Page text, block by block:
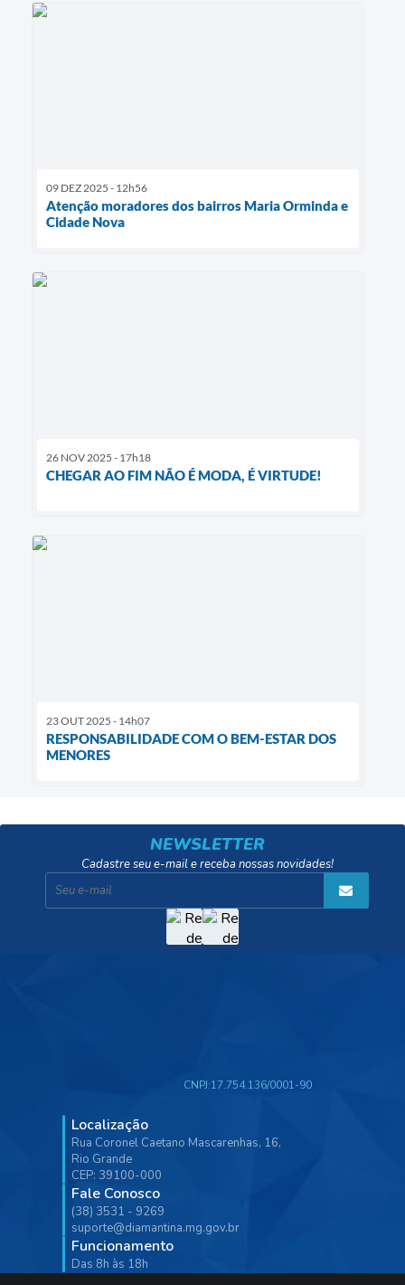
09 DEZ 2025 - 12h56
Atenção moradores dos bairros Maria Orminda e
Cidade Nova
26 NOV 2025 - 17h18
CHEGAR AO FIM NÃO É MODA, É VIRTUDE!
23 OUT 2025 - 14h07
RESPONSABILIDADE COM O BEM-ESTAR DOS
MENORES
NEWSLETTER
Cadastre seu e-mail e receba nossas novidades!
Localização
Rua Coronel Caetano Mascarenhas, 16,
Rio Grande
CEP: 39100-000
Fale Conosco
(38) 3531 - 9269
suporte@diamantina.mg.gov.br
Funcionamento
Das 8h às 18h
CNPJ:17.754.136/0001-90